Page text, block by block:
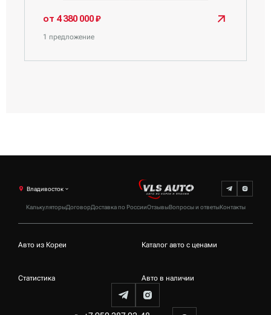
от 4 380 000 ₽
1 предложение
КалькуляторыДоговорДоставка по РоссииОтзывыВопросы и ответыКонтакты
Владивосток
Авто из Кореи Каталог авто с ценами
Статистика Авто в наличии